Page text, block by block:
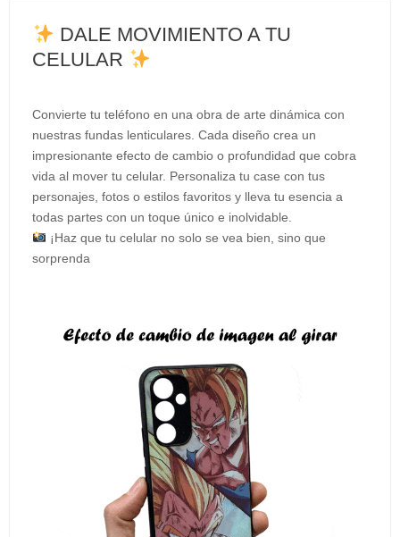
DALE MOVIMIENTO A TU
CELULAR
Convierte tu teléfono en una obra de arte dinámica con
nuestras fundas lenticulares. Cada diseño crea un
impresionante efecto de cambio o profundidad que cobra
vida al mover tu celular. Personaliza tu case con tus
personajes, fotos o estilos favoritos y lleva tu esencia a
todas partes con un toque único e inolvidable.
¡Haz que tu celular no solo se vea bien, sino que
sorprenda